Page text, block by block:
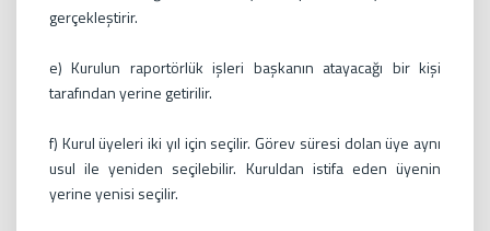
gerçekleştirir.
e) Kurulun raportörlük işleri başkanın atayacağı bir kişi
tarafından yerine getirilir.
f) Kurul üyeleri iki yıl için seçilir. Görev süresi dolan üye aynı
usul ile yeniden seçilebilir. Kuruldan istifa eden üyenin
yerine yenisi seçilir.